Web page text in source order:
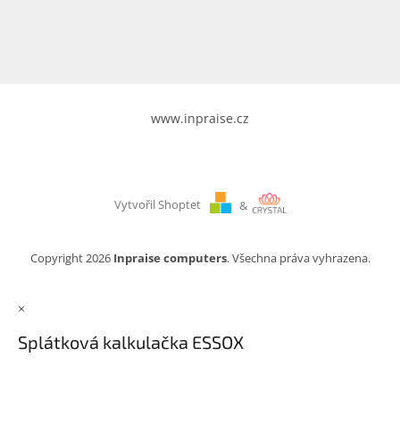
www.inpraise.cz
Vytvořil Shoptet &
Copyright 2026 Inpraise computers. Všechna práva vyhrazena.
×
Splátková kalkulačka ESSOX